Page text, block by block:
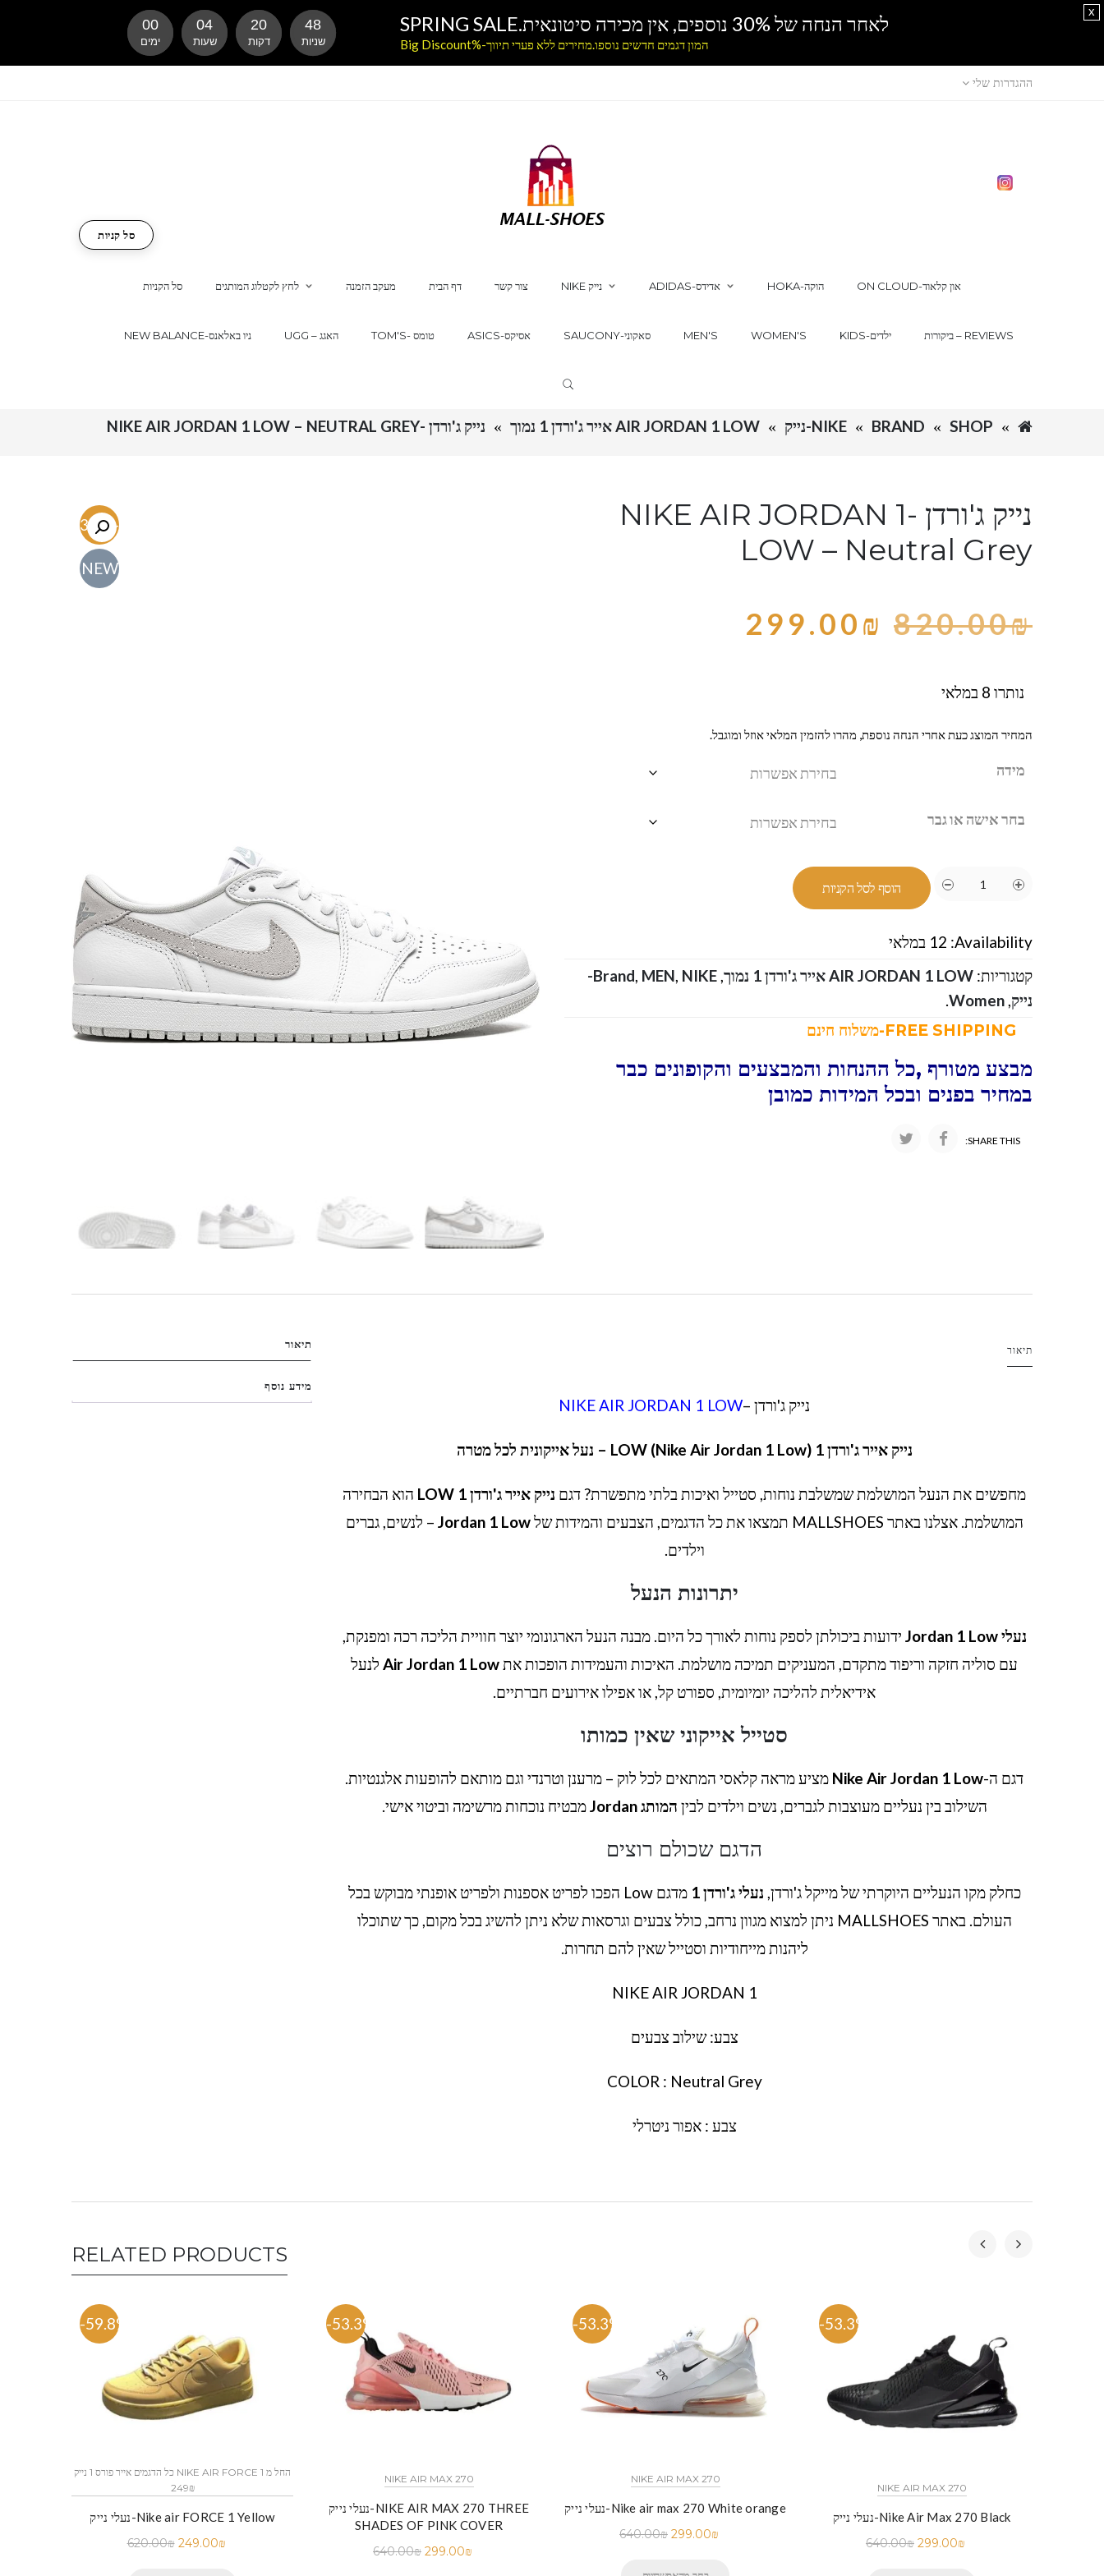
ההגדרות שלי
סל הקניות לחץ לקטלוג המותגים מעקב הזמנה דף הבית צור קשר NIKE נייק ADIDAS-אדידס HOKA-הוקה ON CLOUD-און קלאוד
NEW BALANCE-ניו באלאנס UGG – האגג TOM'S- טומס ASICS-אסיקס SAUCONY-סאקוני MEN'S WOMEN'S KIDS-ילדים ביקורות – REVIEWS
סל קניות
SHOP
BRAND NIKE-נייק AIR JORDAN 1 LOW אייר ג'ורדן 1 נמוך נייק ג'ורדן -NIKE AIR JORDAN 1 LOW – NEUTRAL GREY
-63.5%
NEW
נייק ג'ורדן -NIKE AIR JORDAN 1
LOW – Neutral Grey
820.00₪
299.00₪
נותרו 8 במלאי
המחיר המוצג כעת אחרי הנחה נוספת, מהרו להזמין המלאי אוזל ומוגבל.
מידה
בחר אישה או גבר
הוסף לסל הקניות
Availability: 12 במלאי
קטגוריות: AIR JORDAN 1 LOW אייר ג'ורדן 1 נמוך ,
Brand, MEN,
NIKE-
נייק,
Women
.
מבצע מטורף ,כל ההנחות והמבצעים והקופונים כבר
במחיר בפנים ובכל המידות כמובן
SHARE THIS:
תיאור
מידע נוסף
תיאור
נייק ג'ורדן –NIKE AIR JORDAN 1 LOW
נייק אייר ג'ורדן 1 LOW (Nike Air Jordan 1 Low) – נעל אייקונית לכל מטרה
מחפשים את הנעל המושלמת שמשלבת נוחות, סטייל ואיכות בלתי מתפשרת? דגם נייק אייר ג'ורדן 1 LOW
הוא הבחירה
המושלמת. אצלנו באתר MALLSHOES תמצאו את כל הדגמים, הצבעים והמידות של
Jordan 1 Low – לנשים, גברים
וילדים.
יתרונות הנעל
נעלי Jordan 1 Low
ידועות ביכולתן לספק נוחות לאורך כל היום. מבנה הנעל הארגונומי יוצר חוויית הליכה רכה ומפנקת,
עם סוליה חזקה וריפוד מתקדם, המעניקים תמיכה מושלמת. האיכות והעמידות הופכות אתAir Jordan 1 Lowלנעל
אידיאלית להליכה יומיומית, ספורט קל, או אפילו אירועים חברתיים.
סטייל אייקוני שאין כמותו
דגם ה-Nike Air Jordan 1 Low מציע מראה קלאסי המתאים לכל לוק – מרענן וטרנדי וגם מותאם להופעות אלגנטיות.
השילוב בין נעליים מעוצבות לגברים, נשים וילדים לבין המותג Jordan מבטיח נוכחות מרשימה וביטוי אישי.
הדגם שכולם רוצים
כחלק מקו הנעליים היוקרתי של מייקל ג'ורדן, נעלי ג'ורדן 1
מדגם Low הפכו לפריט אספנות ולפריט אופנתי מבוקש בכל
העולם. באתר MALLSHOES ניתן למצוא מגוון נרחב, כולל צבעים וגרסאות שלא ניתן להשיג בכל מקום, כך שתוכלו
ליהנות מייחודיות וסטייל שאין להם תחרות.
NIKE AIR JORDAN 1
צבע: שילוב צבעים
COLOR : Neutral Grey
צבע : אפור ניטרלי
RELATED PRODUCTS
-59.8%
כל הדגמים אייר פורס 1 נייק NIKE AIR FORCE 1 החל מ
249₪
נעלי נייק-Nike air FORCE 1 Yellow
620.00₪ 249.00₪
-53.3%
NIKE AIR MAX 270
נעלי נייק-NIKE AIR MAX 270 THREE
SHADES OF PINK COVER
640.00₪ 299.00₪
-53.3%
NIKE AIR MAX 270
נעלי נייק-Nike air max 270 White orange
640.00₪ 299.00₪
-53.3%
NIKE AIR MAX 270
נעלי נייק-Nike Air Max 270 Black
640.00₪ 299.00₪
לאחר הנחה של 30% נוספים, אין מכירה סיטונאית.SPRING SALE
המון דגמים חדשים נוספו.מחירים ללא פערי תיווך-%Big Discount
00
ימים
04
שעות
20
דקות
47
שניות
x